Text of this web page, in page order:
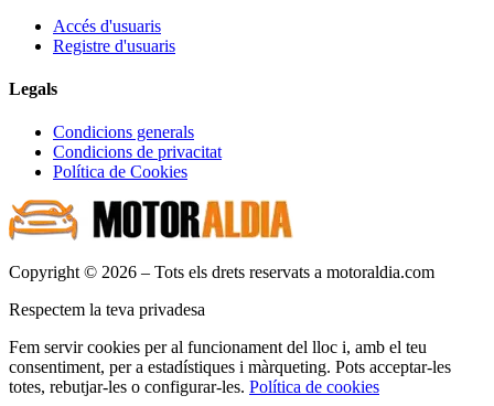
Accés d'usuaris
Registre d'usuaris
Legals
Condicions generals
Condicions de privacitat
Política de Cookies
Copyright © 2026 – Tots els drets reservats a motoraldia.com
Respectem la teva privadesa
Fem servir cookies per al funcionament del lloc i, amb el teu
consentiment, per a estadístiques i màrqueting. Pots acceptar-les
totes, rebutjar-les o configurar-les. Política de cookies